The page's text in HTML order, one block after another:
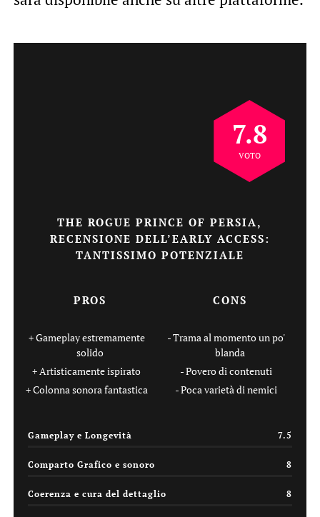
THE ROGUE PRINCE OF PERSIA,
RECENSIONE DELL’EARLY ACCESS:
TANTISSIMO POTENZIALE
Gameplay e Longevità 7.5
Comparto Grafico e sonoro 8
Coerenza e cura del dettaglio 8
PROS
Gameplay estremamente
solido
Artisticamente ispirato
Colonna sonora fantastica
CONS
Trama al momento un po'
blanda
Povero di contenuti
Poca varietà di nemici
7.8
VOTO